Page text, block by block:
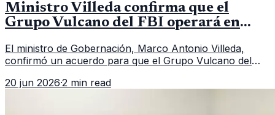
Ministro Villeda confirma que el
Grupo Vulcano del FBI operará en
El ministro de Gobernación, Marco Antonio Villeda,
confirmó un acuerdo para que el Grupo Vulcano del
fallido con la administración anterior del Ministerio
20 jun 2026·2 min read